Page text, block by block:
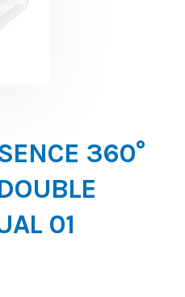
360°
01